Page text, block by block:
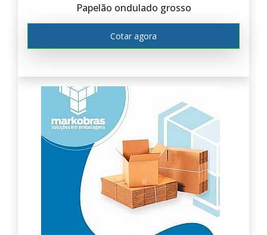
Papelão ondulado grosso
Cotar agora